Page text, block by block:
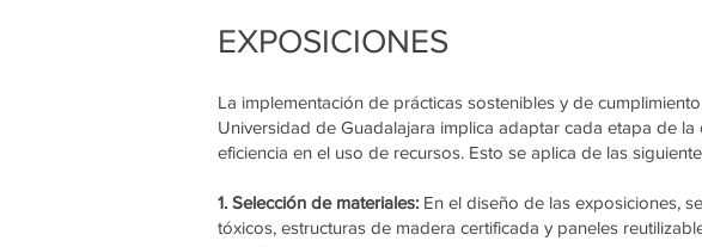
EXPOSICIONES
La implementación de prácticas sostenibles y de
Universidad de Guadalajara implica adaptar cada etapa de
eficiencia en el uso de recursos. Esto se aplica de las
1. Selección de materiales: En el diseño de las exposiciones,
tóxicos, estructuras de madera certificada y paneles